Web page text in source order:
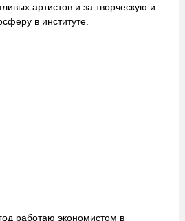
артистов и за творческую и
в институте.
работаю экономистом в